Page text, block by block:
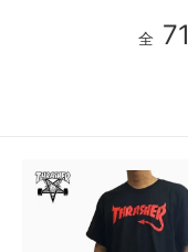
全 71